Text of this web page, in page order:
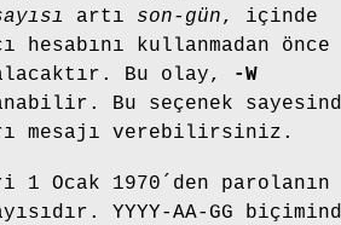
artı son-gün, içinde
kullanmadan önce
Bu olay,
-W
Bu seçenek
mesajı verebilirsiniz.
1 Ocak 1970´den parolanın
YYYY-AA-GG